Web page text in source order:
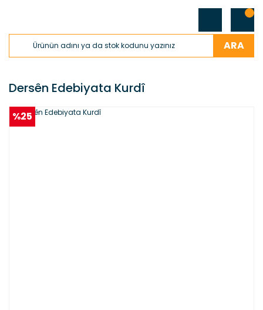
ARA
Dersên Edebiyata Kurdî
%25